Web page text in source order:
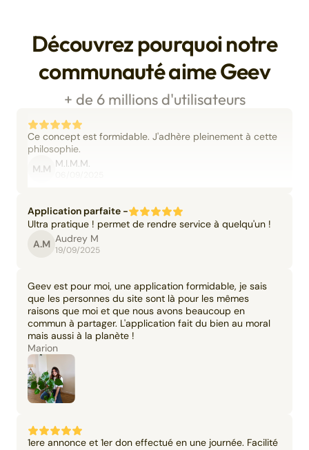
Découvrez pourquoi notre
communauté aime Geev
+ de 6 millions d'utilisateurs
Ce concept est formidable. J'adhère pleinement à cette
philosophie.
M.M M.I.M.M.
Application parfaite -
Ultra pratique ! permet de rendre service à quelqu'un !
A.M Audrey M
19/09/2025
Geev est pour moi, une application formidable, je sais
que les personnes du site sont là pour les mêmes
raisons que moi et que nous avons beaucoup en
commun à partager. L'application fait du bien au moral
mais aussi à la planète !
Marion
1ere annonce et 1er don effectué en une journée. Facilité